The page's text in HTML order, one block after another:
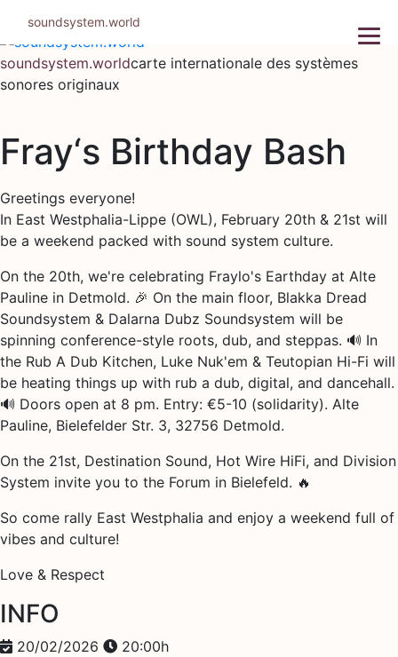
contenu
soundsystem.worldcarte internationale des systèmes
sonores originaux
Fray‘s Birthday Bash
Greetings everyone!
In East Westphalia-Lippe (OWL), February 20th & 21st will
be a weekend packed with sound system culture.
On the 20th, we're celebrating Fraylo's Earthday at Alte
Pauline in Detmold. 🎉 On the main floor, Blakka Dread
Soundsystem & Dalarna Dubz Soundsystem will be
spinning conference-style roots, dub, and steppas. 🔊 In
the Rub A Dub Kitchen, Luke Nuk'em & Teutopian Hi-Fi will
be heating things up with rub a dub, digital, and dancehall.
🔊 Doors open at 8 pm. Entry: €5-10 (solidarity). Alte
Pauline, Bielefelder Str. 3, 32756 Detmold.
On the 21st, Destination Sound, Hot Wire HiFi, and Division
System invite you to the Forum in Bielefeld. 🔥
So come rally East Westphalia and enjoy a weekend full of
vibes and culture!
Love & Respect
INFO
20/02/2026
20:00h
soundsystem.world